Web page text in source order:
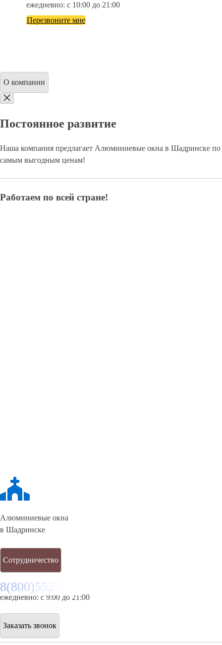
ежедневно: с 10:00 до 21:00
Перезвоните мне
О компании
Постоянное развитие
Наша компания предлагает Алюминиевые окна в Шадринске по
самым выгодным ценам!
Работаем по всей стране!
Алюминиевые окна
в Шадринске
Сотрудничество
8(800)5527584
ежедневно: с 9:00 до 21:00
Заказать звонок